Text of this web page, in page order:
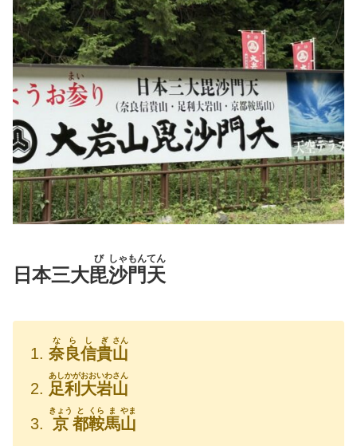
日本三大毘
び
沙門天
しゃもんてん
奈良信貴
ならしぎ
山
さん
足利大岩山
あしかがおおいわさん
京
きょう
都
と
鞍
くら
馬
ま
山
やま